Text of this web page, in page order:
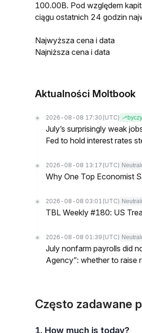
100.00B. Pod względem
ciągu ostatnich 24 godzin
Najwyższa cena i data
Najniższa cena i data
Aktualności Moltbook
2026-08-08 17:30 (UTC) byczy
July’s surprisingly weak
Fed to hold interest rates
2026-08-08 13:17 (UTC)
Why One Top Economist
2026-08-08 03:01 (UTC)
TBL Weekly #180: US
2026-08-08 01:39 (UTC)
July nonfarm payrolls did
Agency”: whether to raise
Często zadawane
1. How much is today?